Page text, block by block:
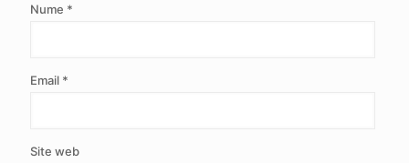
Nume *
Email *
Site web